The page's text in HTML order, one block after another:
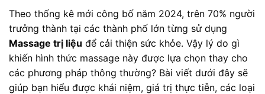
Theo thống kê mới công bố năm 2024, trên 70% người
trưởng thành tại các thành phố lớn từng sử dụng
Massage trị liệu để cải thiện sức khỏe. Vậy lý do gì
khiến hình thức massage này được lựa chọn thay cho
các phương pháp thông thường? Bài viết dưới đây sẽ
giúp bạn hiểu được khái niệm, giá trị thực tiễn, các loại